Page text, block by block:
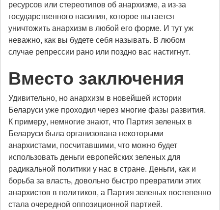
ресурсов или стереотипов об анархизме, а из-за
государственного насилия, которое пытается
уничтожить анархизм в любой его форме. И тут уж
неважно, как вы будете себя называть. В любом
случае репрессии рано или поздно вас настигнут.
Вместо заключения
Удивительно, но анархизм в новейшей истории
Беларуси уже проходил через многие фазы развития.
К примеру, немногие знают, что Партия зеленых в
Беларуси была организована некоторыми
анархистами, посчитавшими, что можно будет
использовать деньги европейских зеленых для
радикальной политики у нас в стране. Деньги, как и
борьба за власть, довольно быстро превратили этих
анархистов в политиков, а Партия зеленых постепенно
стала очередной оппозиционной партией.